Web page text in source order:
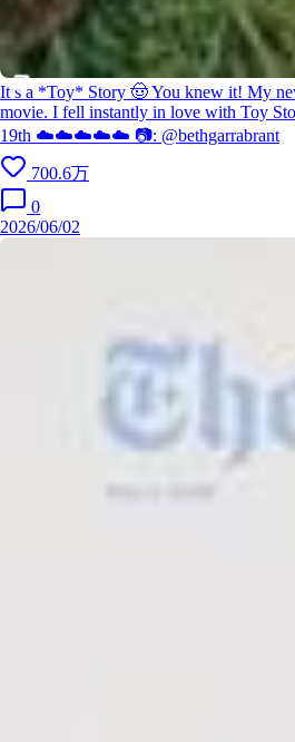
It’s a *Toy* Story 🤠 You knew it! My
movie. I fell instantly in love with Toy
19th ☁️☁️☁️☁️☁️ 📷: @bethgarrabrant
700.6万
0
2026/06/02